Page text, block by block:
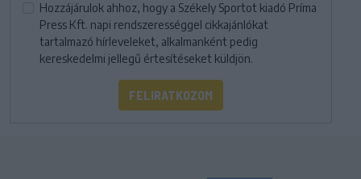
Hozzájárulok ahhoz, hogy a Székely Sportot kiadó Príma
Press Kft. napi rendszerességgel cikkajánlókat
tartalmazó hírleveleket, alkalmanként pedig
kereskedelmi jellegű értesítéseket küldjön.
FELIRATKOZOM